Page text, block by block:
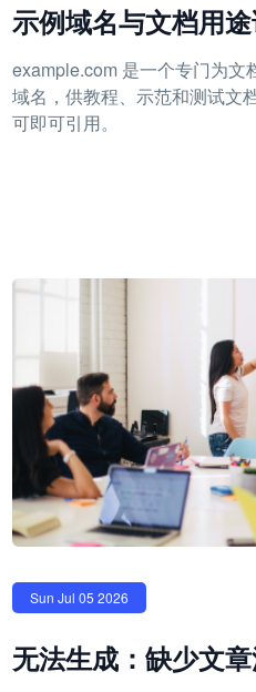
示例域名与文档用
example.com 是一个专门为文
域名，供教程、示范和测试文
可即可引用。
Sun Jul 05 2026
无法生成：缺少文